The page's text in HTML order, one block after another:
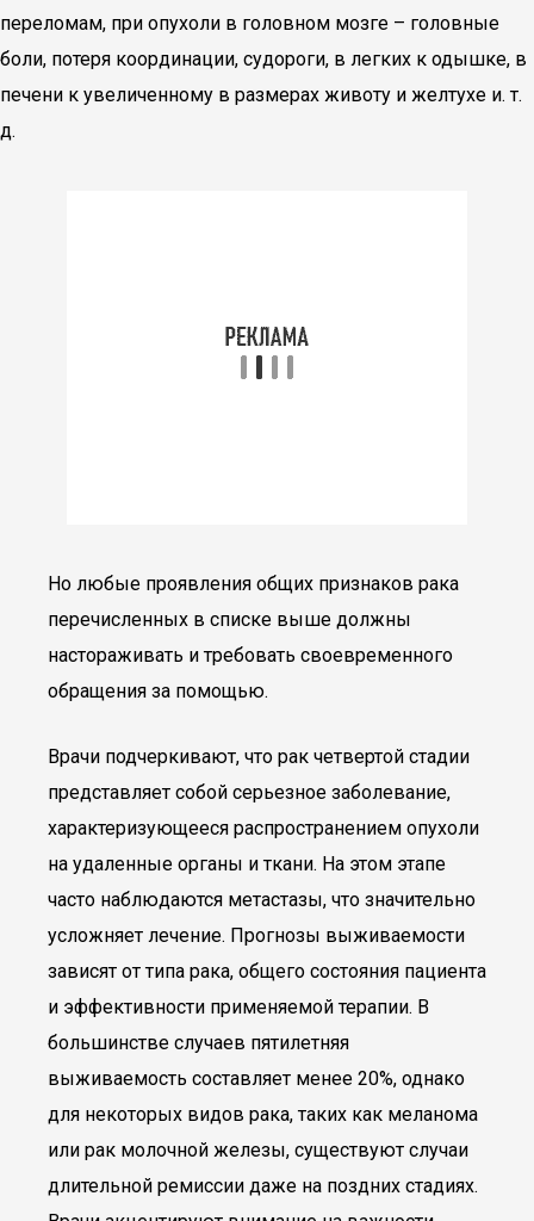
переломам, при опухоли в головном мозге – головные
боли, потеря координации, судороги, в легких к одышке, в
печени к увеличенному в размерах животу и желтухе и. т.
д.
Но любые проявления общих признаков рака
перечисленных в списке выше должны
настораживать и требовать своевременного
обращения за помощью.
Врачи подчеркивают, что рак четвертой стадии
представляет собой серьезное заболевание,
характеризующееся распространением опухоли
на удаленные органы и ткани. На этом этапе
часто наблюдаются метастазы, что значительно
усложняет лечение. Прогнозы выживаемости
зависят от типа рака, общего состояния пациента
и эффективности применяемой терапии. В
большинстве случаев пятилетняя
выживаемость составляет менее 20%, однако
для некоторых видов рака, таких как меланома
или рак молочной железы, существуют случаи
длительной ремиссии даже на поздних стадиях.